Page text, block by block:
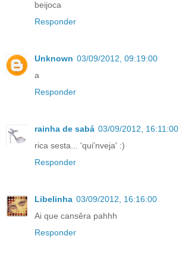
beijoca
Responder
Unknown 03/09/2012, 09:19:00
a
Responder
rainha de sabá 03/09/2012, 16:11:00
rica sesta... 'qui'nveja' :)
Responder
Libelinha 03/09/2012, 16:16:00
Ai que cansêra pahhh
Responder